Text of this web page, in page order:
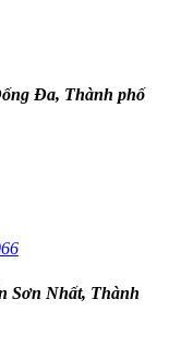
Đa, Thành phố
Sơn Nhất, Thành